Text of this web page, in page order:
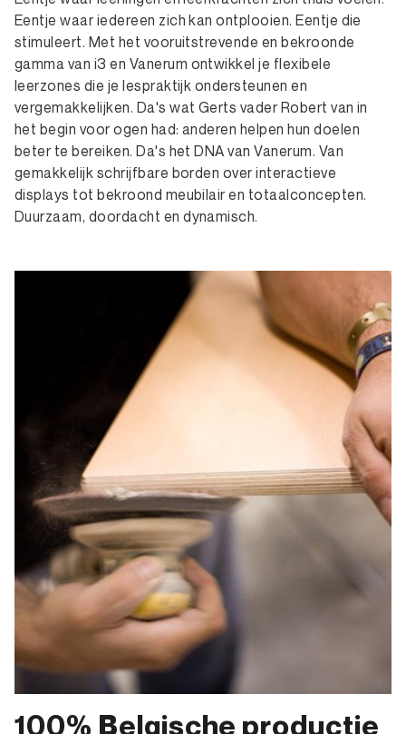
Eentje waar iedereen zich kan ontplooien. Eentje die
stimuleert. Met het vooruitstrevende en bekroonde
gamma van i3 en Vanerum ontwikkel je flexibele
leerzones die je lespraktijk ondersteunen en
vergemakkelijken. Da's wat Gerts vader Robert van in
het begin voor ogen had: anderen helpen hun doelen
beter te bereiken. Da's het DNA van Vanerum. Van
gemakkelijk schrijfbare borden over interactieve
displays tot bekroond meubilair en totaalconcepten.
Duurzaam, doordacht en dynamisch.
100% Belgische productie